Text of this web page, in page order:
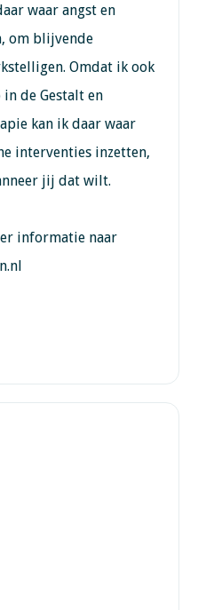
waar angst en
om blijvende
Omdat ik ook
de Gestalt en
kan ik daar waar
interventies inzetten,
jij dat wilt.
informatie naar